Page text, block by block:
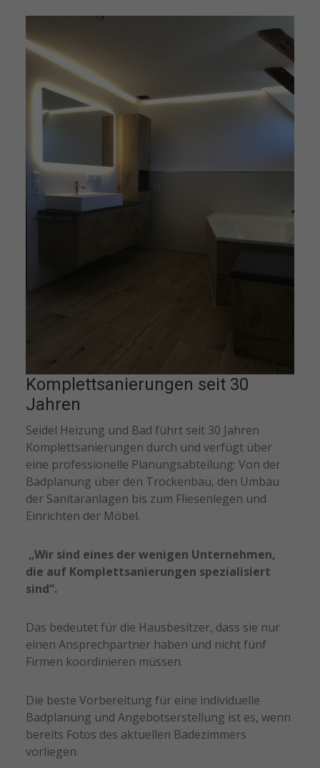
Komplettsanierungen seit 30
Jahren
Seidel Heizung und Bad führt seit 30 Jahren
Komplettsanierungen durch und verfügt über
eine professionelle Planungsabteilung: Von der
Badplanung über den Trockenbau, den Umbau
der Sanitäranlagen bis zum Fliesenlegen und
Einrichten der Möbel.
„Wir sind eines der wenigen Unternehmen,
die auf Komplettsanierungen spezialisiert
sind“.
Das bedeutet für die Hausbesitzer, dass sie nur
einen Ansprechpartner haben und nicht fünf
Firmen koordinieren müssen.
Die beste Vorbereitung für eine individuelle
Badplanung und Angebotserstellung ist es, wenn
bereits Fotos des aktuellen Badezimmers
vorliegen.